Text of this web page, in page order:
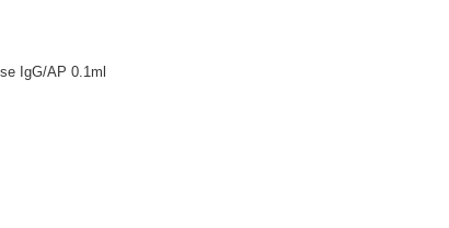
IgG/AP 0.1ml